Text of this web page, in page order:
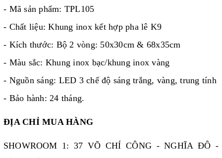
- Mã sản phẩm: TPL105
- Chất liệu: Khung inox kết hợp pha lê K9
- Kích thước: Bộ 2 vòng: 50x30cm & 68x35cm
- Màu sắc: Khung inox bạc/khung inox vàng
- Nguồn sáng: LED 3 chế độ sáng trắng, vàng, trung tính
- Bảo hành: 24 tháng.
ĐỊA CHỈ MUA HÀNG
SHOWROOM 1: 37 VÕ CHÍ CÔNG - NGHĨA ĐÔ -